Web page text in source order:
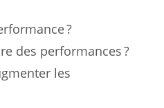
?
des performances ?
les